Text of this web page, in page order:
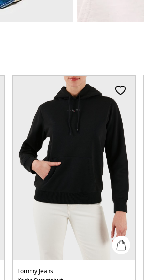
Tommy Jeans